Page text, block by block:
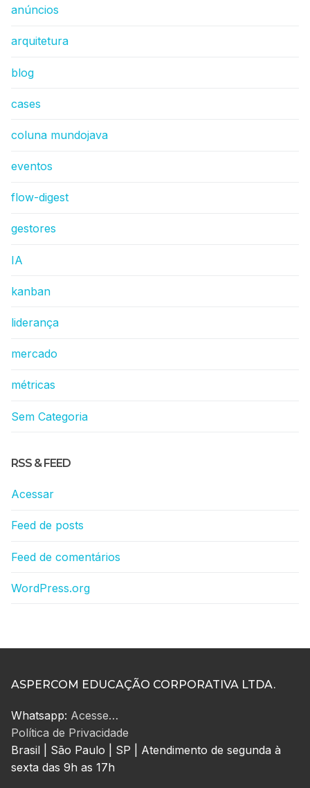
anúncios
arquitetura
blog
cases
coluna mundojava
eventos
flow-digest
gestores
IA
kanban
liderança
mercado
métricas
Sem Categoria
RSS & FEED
Acessar
Feed de posts
Feed de comentários
WordPress.org
ASPERCOM EDUCAÇÃO CORPORATIVA LTDA.
Whatsapp: Acesse…
Política de Privacidade
Brasil | São Paulo | SP | Atendimento de segunda à
sexta das 9h as 17h